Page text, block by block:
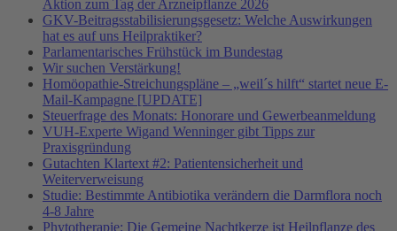
Aktion zum Tag der Arzneipflanze 2026
GKV-Beitragsstabilisierungsgesetz: Welche Auswirkungen
hat es auf uns Heilpraktiker?
Parlamentarisches Frühstück im Bundestag
Wir suchen Verstärkung!
Homöopathie-Streichungspläne – „weil´s hilft“ startet neue E-
Mail-Kampagne [UPDATE]
Steuerfrage des Monats: Honorare und Gewerbeanmeldung
VUH-Experte Wigand Wenninger gibt Tipps zur
Praxisgründung
Gutachten Klartext #2: Patientensicherheit und
Weiterverweisung
Studie: Bestimmte Antibiotika verändern die Darmflora noch
4-8 Jahre
Phytotherapie: Die Gemeine Nachtkerze ist Heilpflanze des